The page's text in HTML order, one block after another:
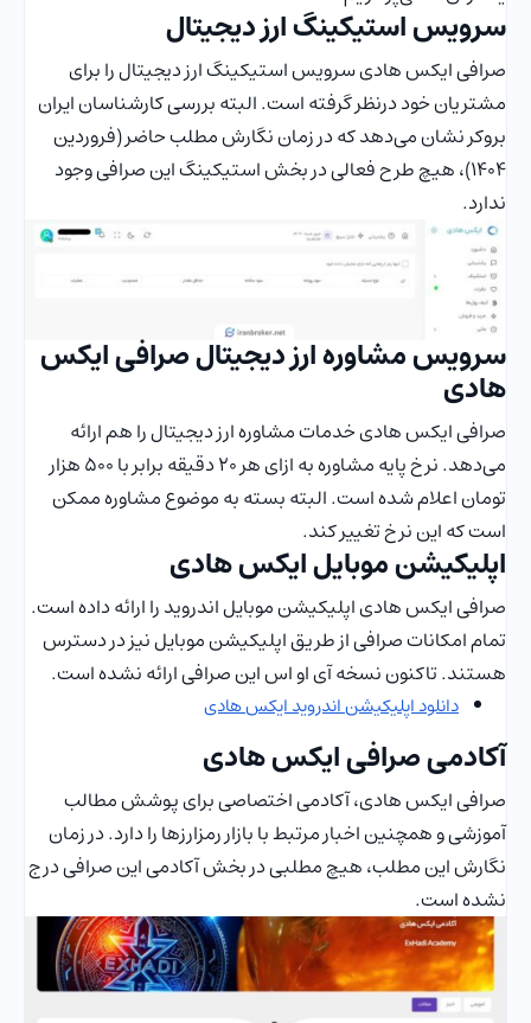
سرویس استیکینگ ارز دیجیتال
صرافی ایکس هادی سرویس استیکینگ ارز دیجیتال را برای
مشتریان خود درنظر گرفته است. البته بررسی کارشناسان ایران
بروکر نشان می‌دهد که در زمان نگارش مطلب حاضر (فروردین
1404)، هیچ طرح فعالی در بخش استیکینگ این صرافی وجود
ندارد.
سرویس مشاوره ارز دیجیتال صرافی ایکس
هادی
صرافی ایکس هادی خدمات مشاوره ارز دیجیتال را هم ارائه
می‌دهد. نرخ پایه مشاوره به ازای هر 20 دقیقه برابر با 500 هزار
تومان اعلام شده است. البته بسته به موضوع مشاوره ممکن
است که این نرخ تغییر کند.
اپلیکیشن موبایل ایکس هادی
صرافی ایکس هادی اپلیکیشن موبایل اندروید را ارائه داده است.
تمام امکانات صرافی از طریق اپلیکیشن موبایل نیز در دسترس
هستند. تاکنون نسخه آی او اس این صرافی ارائه نشده است.
دانلود اپلیکیشن اندروید ایکس هادی
آکادمی صرافی ایکس هادی
صرافی ایکس هادی، آکادمی اختصاصی برای پوشش مطالب
آموزشی و همچنین اخبار مرتبط با بازار رمزارزها را دارد. در زمان
نگارش این مطلب، هیچ مطلبی در بخش آکادمی این صرافی درج
نشده است.